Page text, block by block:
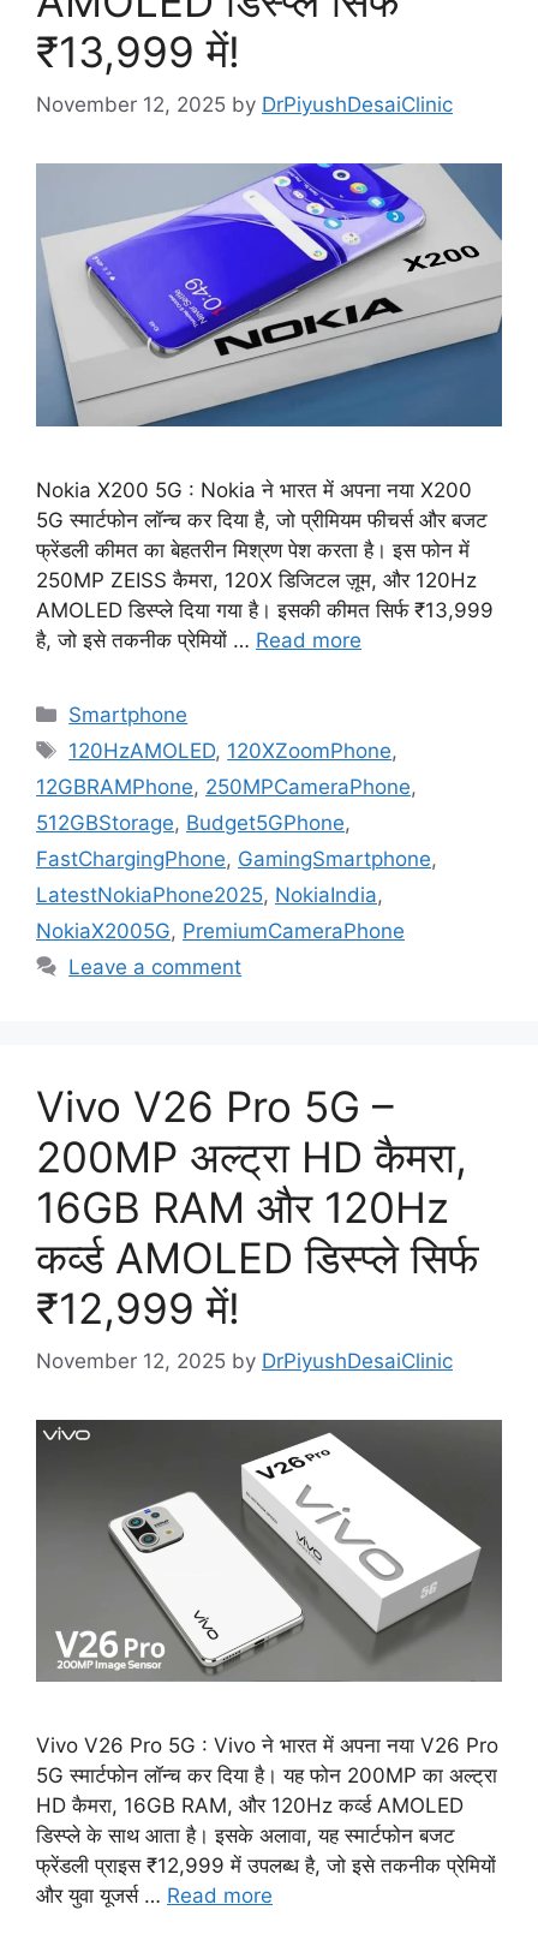
₹13,999 में!
November 12, 2025 by DrPiyushDesaiClinic
Nokia X200 5G : Nokia ने भारत में अपना नया X200
5G स्मार्टफोन लॉन्च कर दिया है, जो प्रीमियम फीचर्स और बजट
फ्रेंडली कीमत का बेहतरीन मिश्रण पेश करता है। इस फोन में
250MP ZEISS कैमरा, 120X डिजिटल ज़ूम, और 120Hz
AMOLED डिस्प्ले दिया गया है। इसकी कीमत सिर्फ ₹13,999
है, जो इसे तकनीक प्रेमियों … Read more
Categories
Smartphone
Tags
120HzAMOLED, 120XZoomPhone,
12GBRAMPhone, 250MPCameraPhone,
512GBStorage, Budget5GPhone,
FastChargingPhone, GamingSmartphone,
LatestNokiaPhone2025, NokiaIndia,
NokiaX2005G, PremiumCameraPhone
Leave a comment
Vivo V26 Pro 5G –
200MP अल्ट्रा HD कैमरा,
16GB RAM और 120Hz
कर्व्ड AMOLED डिस्प्ले सिर्फ
₹12,999 में!
November 12, 2025 by DrPiyushDesaiClinic
Vivo V26 Pro 5G : Vivo ने भारत में अपना नया V26 Pro
5G स्मार्टफोन लॉन्च कर दिया है। यह फोन 200MP का अल्ट्रा
HD कैमरा, 16GB RAM, और 120Hz कर्व्ड AMOLED
डिस्प्ले के साथ आता है। इसके अलावा, यह स्मार्टफोन बजट
फ्रेंडली प्राइस ₹12,999 में उपलब्ध है, जो इसे तकनीक प्रेमियों
और युवा यूजर्स … Read more